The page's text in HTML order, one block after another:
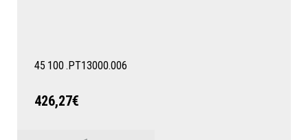
45 100 .PT13000.006
426,27€